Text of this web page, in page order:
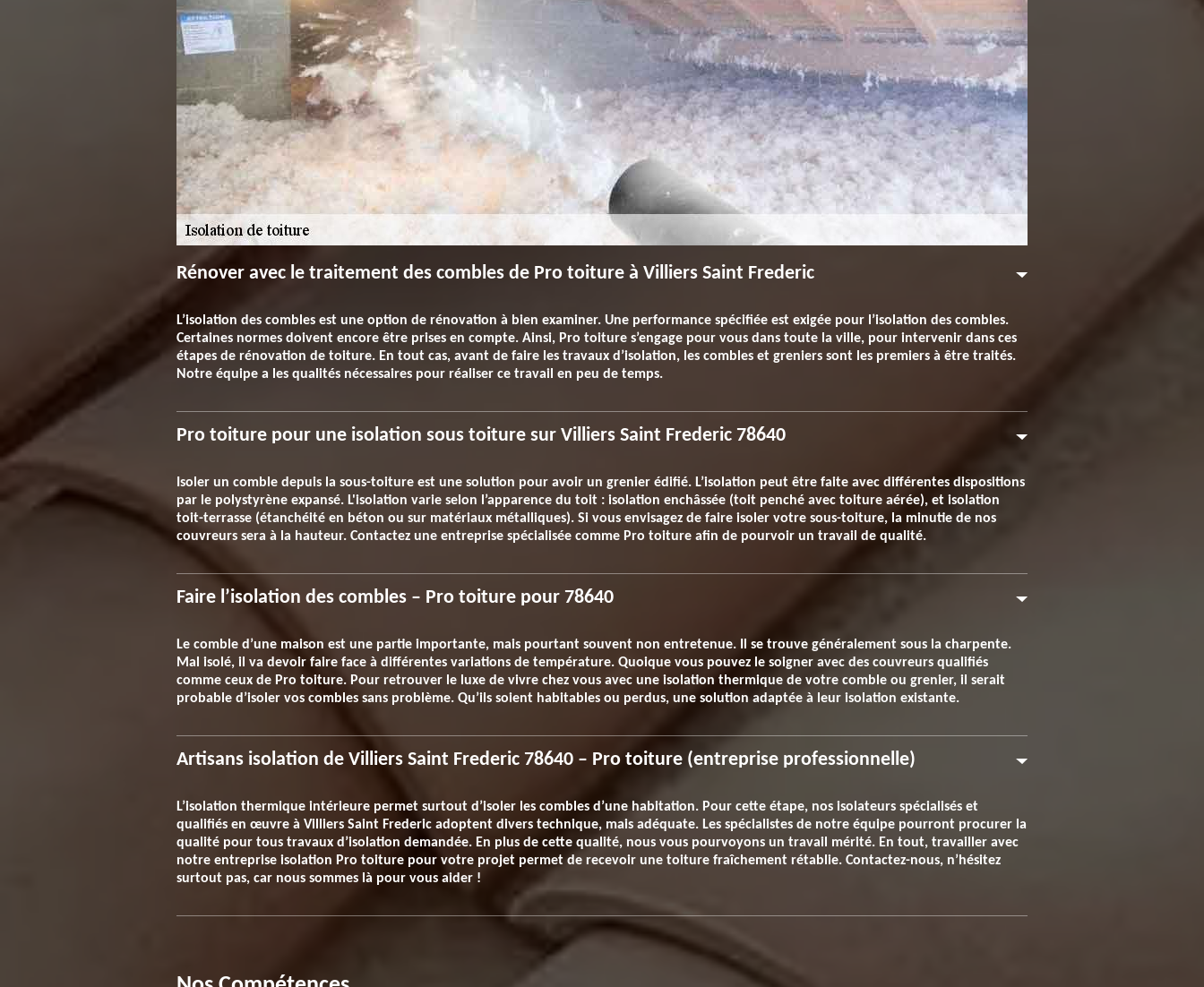
Rénover avec le traitement des combles de Pro toiture à Villiers Saint Frederic
L’isolation des combles est une option de rénovation à bien examiner. Une performance spécifiée est exigée pour l’isolation des combles.
Certaines normes doivent encore être prises en compte. Ainsi, Pro toiture s’engage pour vous dans toute la ville, pour intervenir dans ces
étapes de rénovation de toiture. En tout cas, avant de faire les travaux d’isolation, les combles et greniers sont les premiers à être traités.
Notre équipe a les qualités nécessaires pour réaliser ce travail en peu de temps.
Pro toiture pour une isolation sous toiture sur Villiers Saint Frederic 78640
Isoler un comble depuis la sous-toiture est une solution pour avoir un grenier édifié. L’isolation peut être faite avec différentes dispositions
par le polystyrène expansé. L'isolation varie selon l’apparence du toit : isolation enchâssée (toit penché avec toiture aérée), et isolation
toit-terrasse (étanchéité en béton ou sur matériaux métalliques). Si vous envisagez de faire isoler votre sous-toiture, la minutie de nos
couvreurs sera à la hauteur. Contactez une entreprise spécialisée comme Pro toiture afin de pourvoir un travail de qualité.
Faire l’isolation des combles – Pro toiture pour 78640
Le comble d’une maison est une partie importante, mais pourtant souvent non entretenue. Il se trouve généralement sous la charpente.
Mal isolé, il va devoir faire face à différentes variations de température. Quoique vous pouvez le soigner avec des couvreurs qualifiés
comme ceux de Pro toiture. Pour retrouver le luxe de vivre chez vous avec une isolation thermique de votre comble ou grenier, il serait
probable d’isoler vos combles sans problème. Qu’ils soient habitables ou perdus, une solution adaptée à leur isolation existante.
Artisans isolation de Villiers Saint Frederic 78640 – Pro toiture (entreprise professionnelle)
L’isolation thermique intérieure permet surtout d’isoler les combles d’une habitation. Pour cette étape, nos isolateurs spécialisés et
qualifiés en œuvre à Villiers Saint Frederic adoptent divers technique, mais adéquate. Les spécialistes de notre équipe pourront procurer la
qualité pour tous travaux d’isolation demandée. En plus de cette qualité, nous vous pourvoyons un travail mérité. En tout, travailler avec
notre entreprise isolation Pro toiture pour votre projet permet de recevoir une toiture fraîchement rétablie. Contactez-nous, n’hésitez
surtout pas, car nous sommes là pour vous aider !